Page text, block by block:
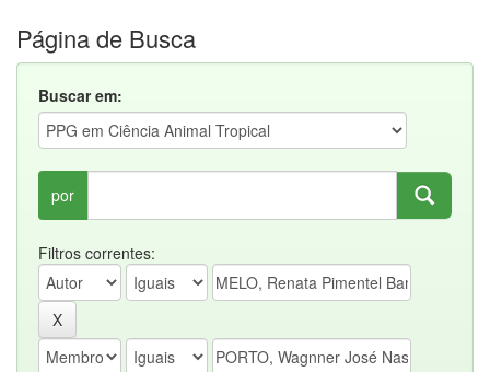
Página de Busca
Buscar em:
por
Filtros correntes: